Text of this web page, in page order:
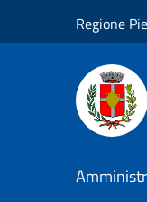
Regione